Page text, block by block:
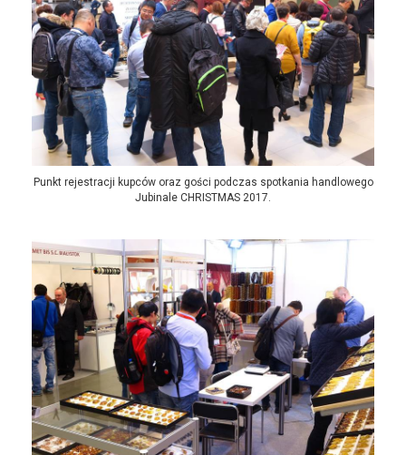
Punkt rejestracji kupców oraz gości podczas spotkania handlowego
Jubinale CHRISTMAS 2017.